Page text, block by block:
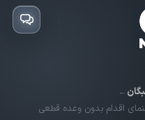
اقدام بدون وعده قطعی